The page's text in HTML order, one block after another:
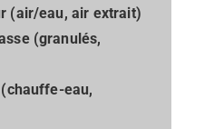
(air/eau, air extrait)
(granulés,
eau,